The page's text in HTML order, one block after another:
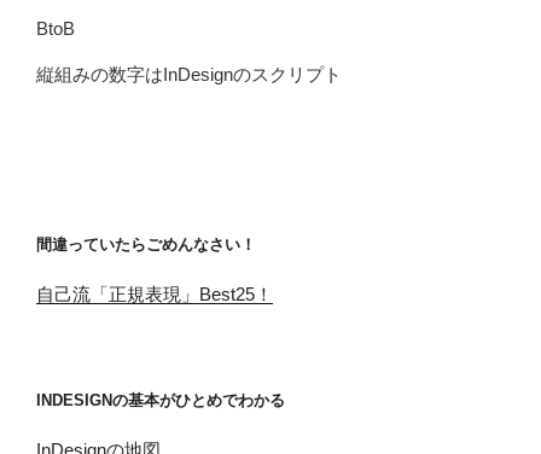
BtoB
縦組みの数字はInDesignのスクリプト
間違っていたらごめんなさい！
自己流「正規表現」Best25！
INDESIGNの基本がひとめでわかる
InDesignの地図